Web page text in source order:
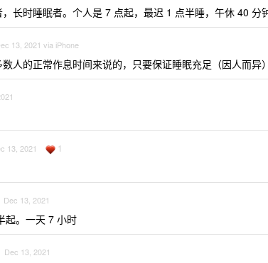
长时睡眠者。个人是 7 点起，最迟 1 点半睡，午休 40 分
13, 2021 via iPhone
人的正常作息时间来说的，只要保证睡眠充足（因人而异
13, 2021 1
Dec 13, 2021
起。一天 7 小时
Dec 13, 2021